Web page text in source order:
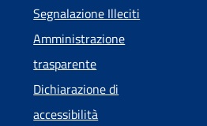
Segnalazione Illeciti
Amministrazione
trasparente
Dichiarazione di
accessibilità